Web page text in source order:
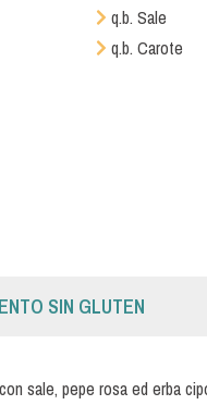
q.b. Sale
q.b. Carote
sale, pepe rosa ed erba
SIN GLUTEN